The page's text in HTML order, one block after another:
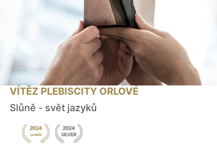
VÍTĚZ PLEBISCITY ORLOVÉ
Slůně - svět jazyků